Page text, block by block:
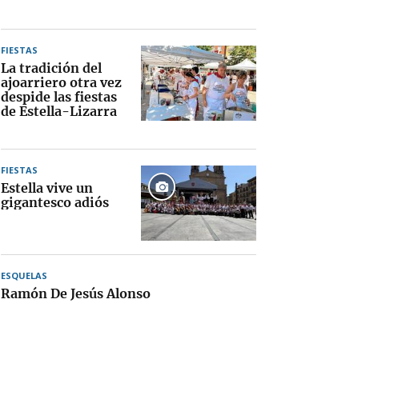
FIESTAS
La tradición del
ajoarriero otra vez
despide las fiestas
de Estella-Lizarra
FIESTAS
Estella vive un
gigantesco adiós
ESQUELAS
Ramón De Jesús Alonso